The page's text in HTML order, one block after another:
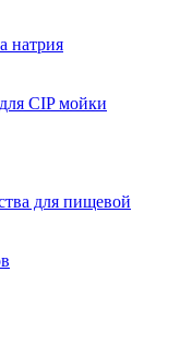
натрия
CIP мойки
для пищевой